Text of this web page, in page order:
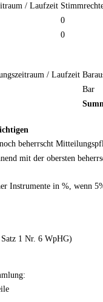
/ Laufzeit
0
0
/ Laufzeit
Bar
beherrscht
mit der obersten
Instrumente in %, wenn
1 Nr. 6 WpHG)